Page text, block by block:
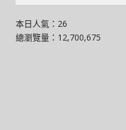
本日人氣：26
總瀏覽量：12,700,675